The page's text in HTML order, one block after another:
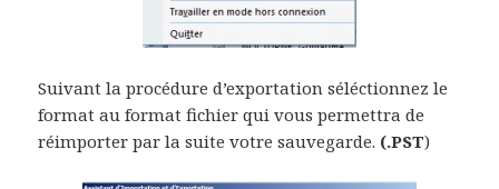
Suivant la procédure d’exportation séléctionnez le
format au format fichier qui vous permettra de
réimporter par la suite votre sauvegarde. (.PST)